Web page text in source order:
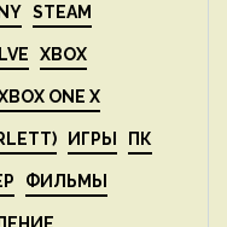
STEAM
XBOX
ONE X
ИГРЫ ПК
ФИЛЬМЫ